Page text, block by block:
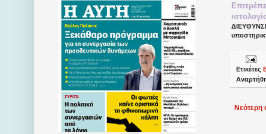
Ετικέτες
Νεότερη